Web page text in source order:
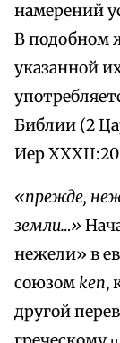
намерений
В подобном
указанной
Библии (2
Иер
«прежде,
земли…»
нежели» в
союзомken,
другой